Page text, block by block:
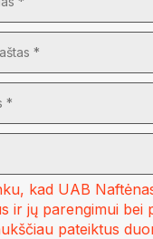
kad UAB
ir jų parengimui bei
pateiktus